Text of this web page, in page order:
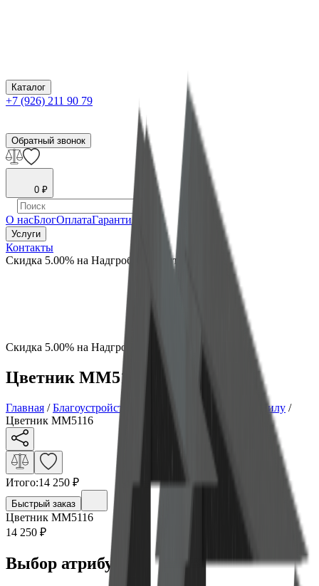
Каталог
+7 (926) 211 90 79
Обратный звонок
0 ₽
О насБлогОплатаГарантия
Услуги
Контакты
Скидка 5.00% на Надгробные плиты
Скидка 5.00% на Надгробные плиты
Цветник ММ5116
Главная /Благоустройство могилы Цветники на могилу /
Цветник ММ5116
Итого:14 250 ₽
Быстрый заказ
Цветник ММ5116
14 250 ₽
Выбор атрибутов